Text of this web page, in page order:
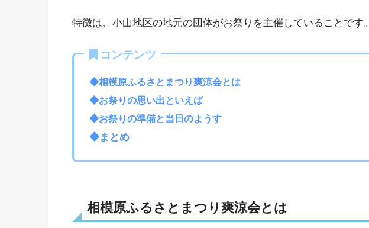
特徴は、小山地区の地元の団体がお祭りを主催していることです。
コンテンツ
◆相模原ふるさとまつり爽涼会とは
◆お祭りの思い出といえば
◆お祭りの準備と当日のようす
◆まとめ
相模原ふるさとまつり爽涼会とは